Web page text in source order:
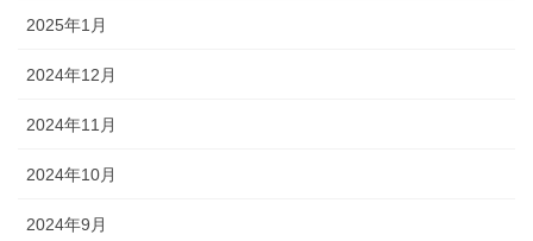
2025年1月
2024年12月
2024年11月
2024年10月
2024年9月